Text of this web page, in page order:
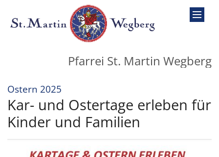
Zum Inhalt springen
Pfarrei St. Martin Wegberg
Ostern 2025
Kar- und Ostertage erleben für
Kinder und Familien